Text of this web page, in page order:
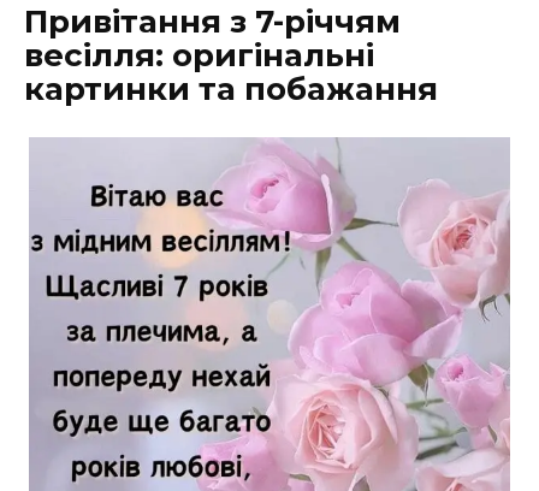
Привітання з 7-річчям
весілля: оригінальні
картинки та побажання